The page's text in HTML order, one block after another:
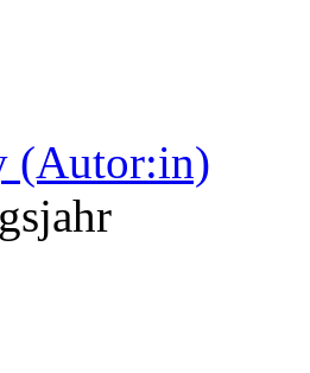
(Autor:in)